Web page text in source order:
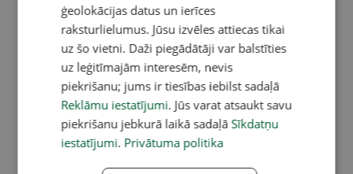
ģeolokācijas datus un ierīces
raksturlielumus. Jūsu izvēles attiecas tikai
uz šo vietni. Daži piegādātāji var balstīties
uz leģitīmajām interesēm, nevis
piekrišanu; jums ir tiesības iebilst sadaļā
Reklāmu iestatījumi. Jūs varat atsaukt savu
piekrišanu jebkurā laikā sadaļā Sīkdatņu
iestatījumi. Privātuma politika